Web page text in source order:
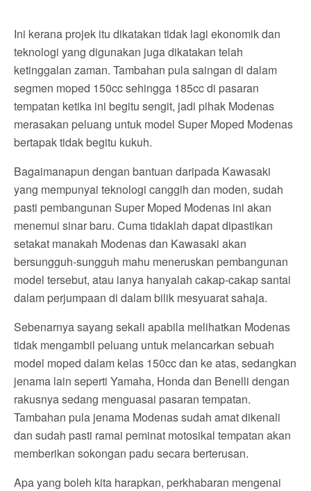
Ini kerana projek itu dikatakan tidak lagi ekonomik dan
teknologi yang digunakan juga dikatakan telah
ketinggalan zaman. Tambahan pula saingan di dalam
segmen moped 150cc sehingga 185cc di pasaran
tempatan ketika ini begitu sengit, jadi pihak Modenas
merasakan peluang untuk model Super Moped Modenas
bertapak tidak begitu kukuh.
Bagaimanapun dengan bantuan daripada Kawasaki
yang mempunyai teknologi canggih dan moden, sudah
pasti pembangunan Super Moped Modenas ini akan
menemui sinar baru. Cuma tidaklah dapat dipastikan
setakat manakah Modenas dan Kawasaki akan
bersungguh-sungguh mahu meneruskan pembangunan
model tersebut, atau ianya hanyalah cakap-cakap santai
dalam perjumpaan di dalam bilik mesyuarat sahaja.
Sebenarnya sayang sekali apabila melihatkan Modenas
tidak mengambil peluang untuk melancarkan sebuah
model moped dalam kelas 150cc dan ke atas, sedangkan
jenama lain seperti Yamaha, Honda dan Benelli dengan
rakusnya sedang menguasai pasaran tempatan.
Tambahan pula jenama Modenas sudah amat dikenali
dan sudah pasti ramai peminat motosikal tempatan akan
memberikan sokongan padu secara berterusan.
Apa yang boleh kita harapkan, perkhabaran mengenai